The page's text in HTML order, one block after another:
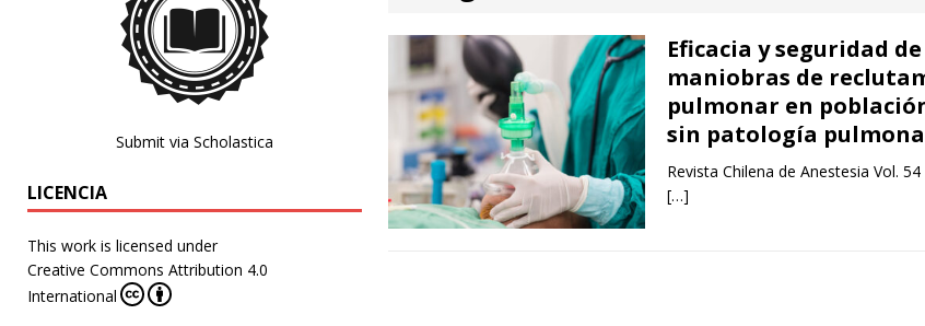
Eficacia y seguridad
maniobras de
pulmonar en
sin patología
Revista Chilena de Anestesia Vol.
[…]
Submit via Scholastica
LICENCIA
This work is licensed under
Creative Commons Attribution 4.0
International